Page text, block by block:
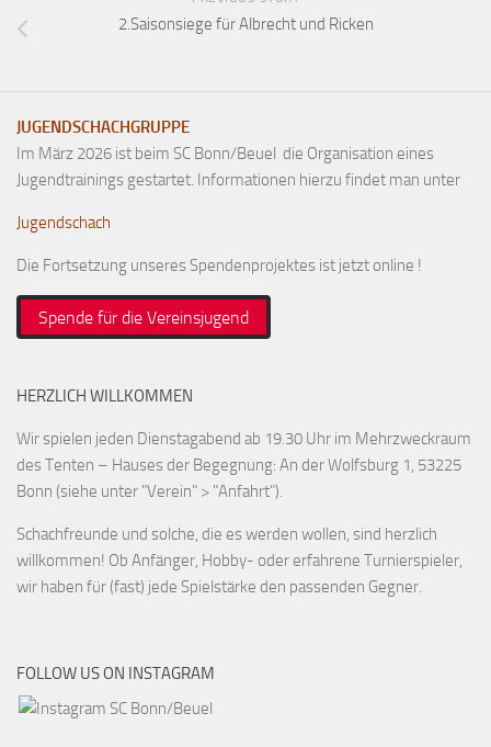
2.Saisonsiege für Albrecht und Ricken
JUGENDSCHACHGRUPPE
Im März 2026 ist beim SC Bonn/Beuel die Organisation eines
Jugendtrainings gestartet. Informationen hierzu findet man unter
Jugendschach
Die Fortsetzung unseres Spendenprojektes ist jetzt online !
Spende für die Vereinsjugend
HERZLICH WILLKOMMEN
Wir spielen jeden Dienstagabend ab 19.30 Uhr im Mehrzweckraum
des Tenten – Hauses der Begegnung: An der Wolfsburg 1, 53225
Bonn (siehe unter "Verein" > "Anfahrt").
Schachfreunde und solche, die es werden wollen, sind herzlich
willkommen! Ob Anfänger, Hobby- oder erfahrene Turnierspieler,
wir haben für (fast) jede Spielstärke den passenden Gegner.
FOLLOW US ON INSTAGRAM